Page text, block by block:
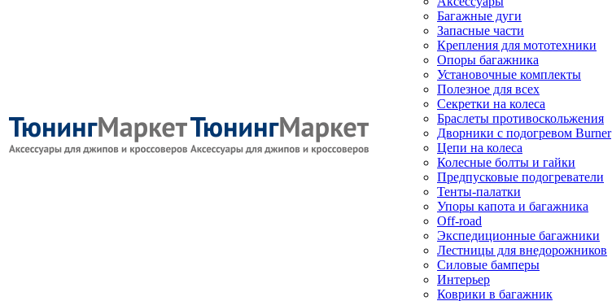
Багажные дуги
Запасные части
Крепления для мототехники
Опоры багажника
Установочные комплекты
Полезное для всех
Секретки на колеса
Браслеты противоскольжения
Дворники с подогревом Burner
Цепи на колеса
Колесные болты и гайки
Предпусковые подогреватели
Тенты-палатки
Упоры капота и багажника
Off-road
Экспедиционные багажники
Лестницы для внедорожников
Силовые бамперы
Интерьер
Коврики в багажник